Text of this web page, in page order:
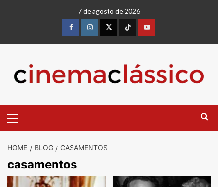
7 de agosto de 2026
FacebookinstagramtwitterTiktokyoutube
Menu
HOME BLOG CASAMENTOS
casamentos